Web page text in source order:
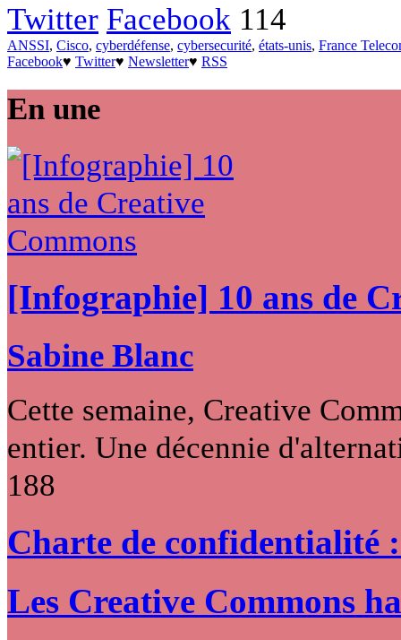
Twitter Facebook 114
ANSSI, Cisco, cyberdéfense, cybersecurité, états-unis, France
Facebook♥ Twitter♥ Newsletter♥ RSS
En une
[Infographie] 10 ans de
Sabine Blanc
Cette semaine, Creative
entier. Une décennie
188
Charte de confidentialité
Les Creative Commons